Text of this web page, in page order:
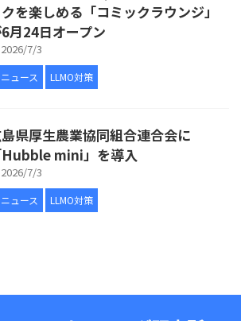
を楽しめる「コミックラウンジ」
月24日オープン
2026/7/3
ュース LLMO対策
県厚生農業協同組合連合会に
Hubble mini」を導入
2026/7/3
ュース LLMO対策